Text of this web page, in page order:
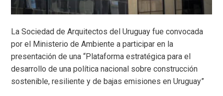
La Sociedad de Arquitectos del Uruguay fue convocada
por el Ministerio de Ambiente a participar en la
presentación de una “Plataforma estratégica para el
desarrollo de una política nacional sobre construcción
sostenible, resiliente y de bajas emisiones en Uruguay”